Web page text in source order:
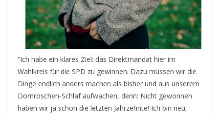
“Ich habe ein klares Ziel: das Direktmandat hier im
Wahlkreis für die SPD zu gewinnen. Dazu müssen wir die
Dinge endlich anders machen als bisher und aus unserem
Dornröschen-Schlaf aufwachen, denn: Nicht gewonnen
haben wir ja schon die letzten Jahrzehnte! Ich bin neu,